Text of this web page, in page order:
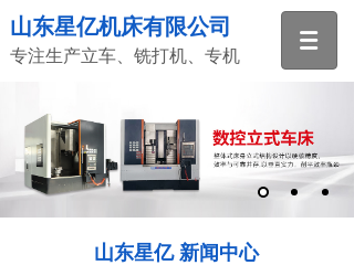
山东星亿机床有限公司
专注生产立车、铣打机、专机
山东星亿 新闻中心